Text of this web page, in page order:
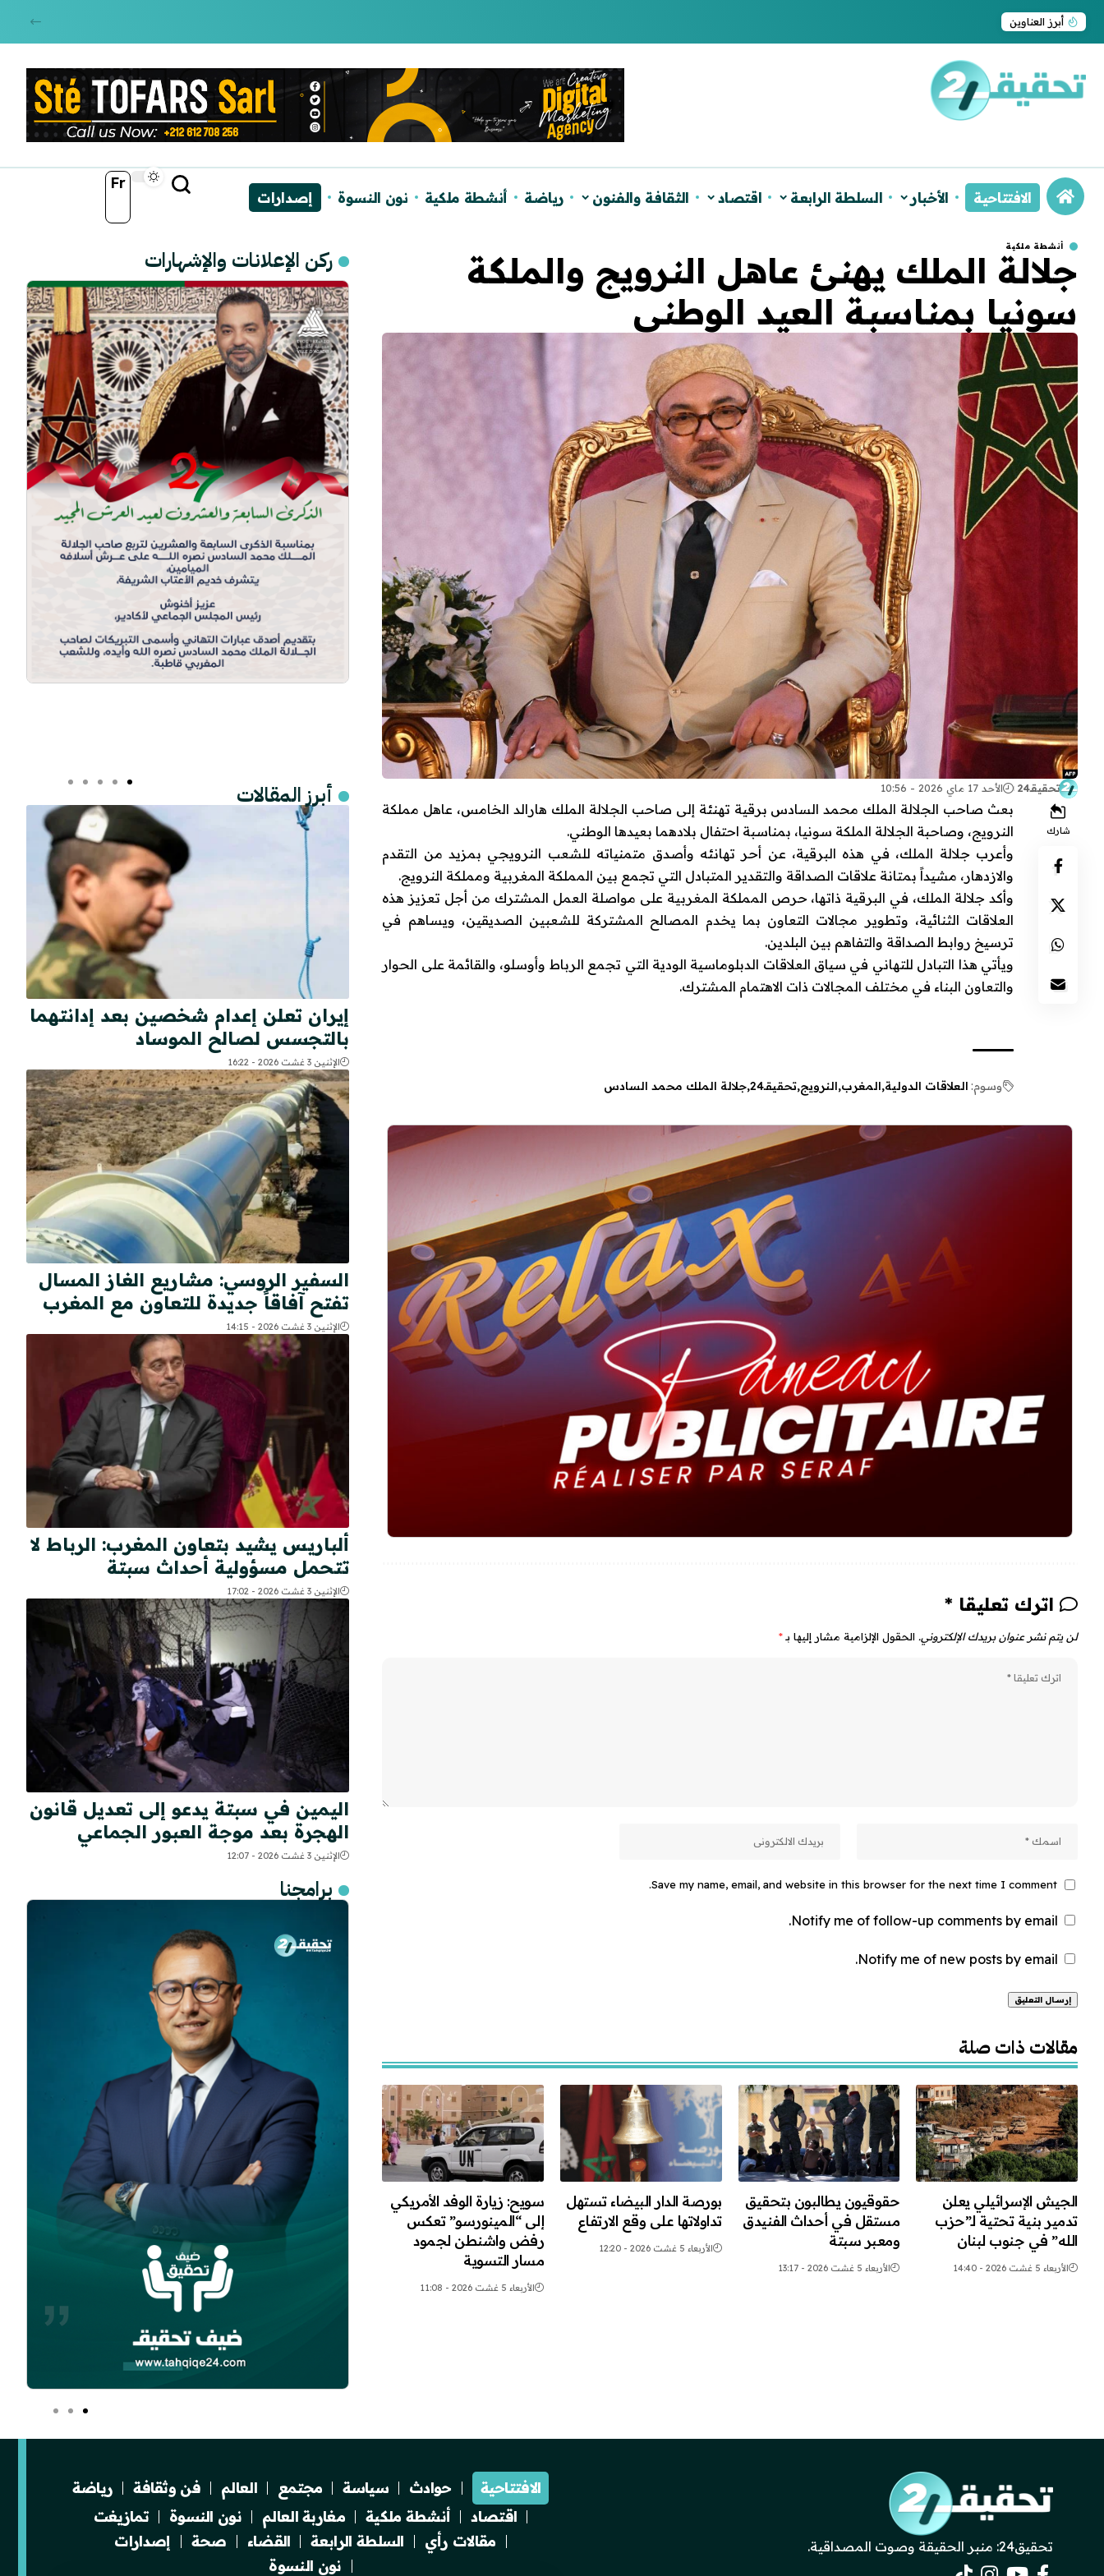
أبرز العناوين
Fr
الافتتاحية الأخبار السلطة الرابعة اقتصاد الثقافة والفنون رياضة أنشطة ملكية نون النسوة إصدارات
أنشطة ملكية
جلالة الملك يهنئ عاهل النرويج والملكة
سونيا بمناسبة العيد الوطني
تحقيقـ24 الأحد 17 ماي 2026 - 10:56
شارك
بعث صاحب الجلالة الملك محمد السادس برقية تهنئة إلى صاحب الجلالة الملك هارالد الخامس، عاهل مملكة
النرويج، وصاحبة الجلالة الملكة سونيا، بمناسبة احتفال بلادهما بعيدها الوطني.
وأعرب جلالة الملك، في هذه البرقية، عن أحر تهانئه وأصدق متمنياته للشعب النرويجي بمزيد من التقدم
والازدهار، مشيداً بمتانة علاقات الصداقة والتقدير المتبادل التي تجمع بين المملكة المغربية ومملكة النرويج.
وأكد جلالة الملك، في البرقية ذاتها، حرص المملكة المغربية على مواصلة العمل المشترك من أجل تعزيز هذه
العلاقات الثنائية، وتطوير مجالات التعاون بما يخدم المصالح المشتركة للشعبين الصديقين، ويساهم في
ترسيخ روابط الصداقة والتفاهم بين البلدين.
ويأتي هذا التبادل للتهاني في سياق العلاقات الدبلوماسية الودية التي تجمع الرباط وأوسلو، والقائمة على الحوار
والتعاون البناء في مختلف المجالات ذات الاهتمام المشترك.
وسوم: العلاقات الدولية المغرب النرويج تحقيقـ24 جلالة الملك محمد السادس
اترك تعليقا *
لن يتم نشر عنوان بريدك الإلكتروني. الحقول الإلزامية مشار إليها بـ*
Save my name, email, and website in this browser for the next time I comment.
Notify me of follow-up comments by email.
Notify me of new posts by email.
مقالات ذات صلة
الجيش الإسرائيلي يعلن
تدمير بنية تحتية لـ”حزب
الله” في جنوب لبنان
الأربعاء 5 غشت 2026 - 14:40
حقوقيون يطالبون بتحقيق
مستقل في أحداث الفنيدق
ومعبر سبتة
الأربعاء 5 غشت 2026 - 13:17
بورصة الدار البيضاء تستهل
تداولاتها على وقع الارتفاع
الأربعاء 5 غشت 2026 - 12:20
سويح: زيارة الوفد الأمريكي
إلى “المينورسو” تعكس
رفض واشنطن لجمود
مسار التسوية
الأربعاء 5 غشت 2026 - 11:08
ركن الإعلانات والإشهارات
أبرز المقالات
إيران تعلن إعدام شخصين بعد إدانتهما
بالتجسس لصالح الموساد
الإثنين 3 غشت 2026 - 16:22
السفير الروسي: مشاريع الغاز المسال
تفتح آفاقاً جديدة للتعاون مع المغرب
الإثنين 3 غشت 2026 - 14:15
ألباريس يشيد بتعاون المغرب: الرباط لا
تتحمل مسؤولية أحداث سبتة
الإثنين 3 غشت 2026 - 17:02
اليمين في سبتة يدعو إلى تعديل قانون
الهجرة بعد موجة العبور الجماعي
الإثنين 3 غشت 2026 - 12:07
برامجنا
تحقيق24: منبر الحقيقة وصوت المصداقية.
الافتتاحية حوادث سياسة مجتمع العالم فن وثقافة
رياضة
اقتصاد
أنشطة ملكية مغاربة العالم نون النسوة
تمازيغت
مقالات رأي
السلطة الرابعة القضاء صحة
إصدارات
نون النسوة